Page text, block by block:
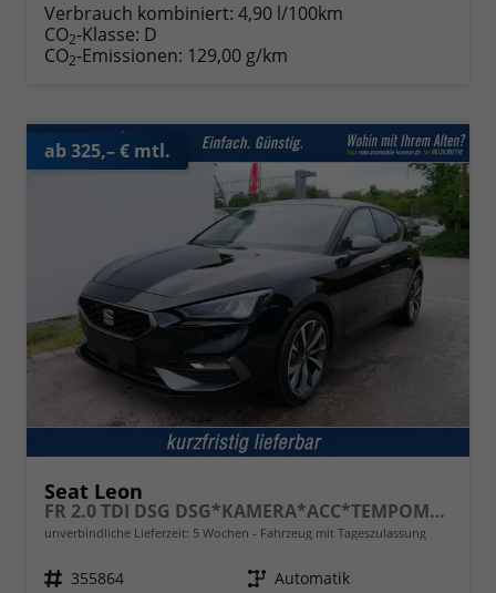
Verbrauch kombiniert: 4,90 l/100km
CO2-Klasse: D
CO2-Emissionen: 129,00 g/km
ab 325,– € mtl.
Seat Leon
FR 2.0 TDI DSG DSG*KAMERA*ACC*TEMPOMAT*NAVI*3-ZONE KLIMAAUTOMATIK*VIRTUAL COCKPIT*
unverbindliche Lieferzeit: 5 Wochen Fahrzeug mit Tageszulassung
Fahrzeugnr. 355864 Getriebe Automatik